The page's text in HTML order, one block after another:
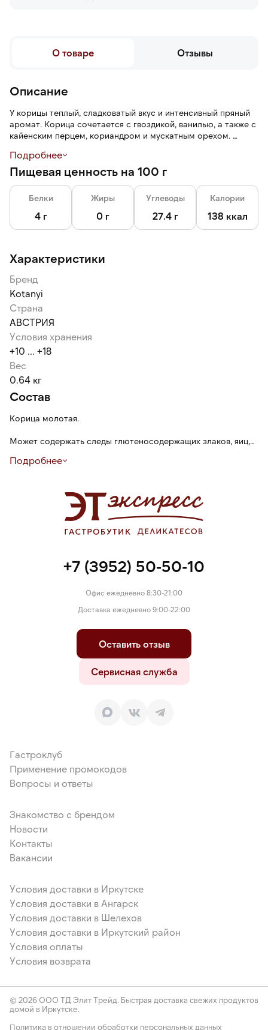
О товаре Отзывы
Описание
У корицы теплый, сладковатый вкус и интенсивный пряный
аромат. Корица сочетается с гвоздикой, ванилью, а также с
кайенским перцем, кориандром и мускатным орехом.
Молотую корицу можно добавлять во все виды сладких
блюд и выпечки, печеные фрукты и горячие напитки.
Пластиковая банка обеспечивает надежное и удобное
хранение на кухне.
Подробнее
Пищевая ценность на 100 г
Белки
4 г
Жиры
0 г
Углеводы
27.4 г
Калории
138 ккал
Характеристики
Бренд
Kotanyi
Страна
АВСТРИЯ
Условия хранения
+10 ... +18
Вес
0.64 кг
Состав
Корица молотая.
Может содержать следы глютеносодержащих злаков, яиц,
горчицы.
Подробнее
+7 (3952) 50-50-10
Офис ежедневно 8:30-21:00
Доставка ежедневно 9:00-22:00
Оставить отзыв
Сервисная служба
Гастроклуб
Применение промокодов
Вопросы и ответы
Знакомство с брендом
Новости
Контакты
Вакансии
Условия доставки в Иркутске
Условия доставки в Ангарск
Условия доставки в Шелехов
Условия доставки в Иркутский район
Условия оплаты
Условия возврата
© 2026 ООО ТД Элит Трейд. Быстрая доставка свежих продуктов
домой в Иркутске.
Политика в отношении обработки персональных данных